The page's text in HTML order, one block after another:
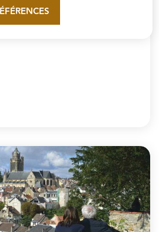
à Pontoise